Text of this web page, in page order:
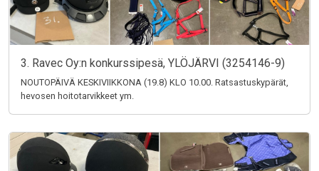
3. Ravec Oy:n konkurssipesä, YLÖJÄRVI (3254146-9)
NOUTOPÄIVÄ KESKIVIIKKONA (19.8) KLO 10.00. Ratsastuskypärät,
hevosen hoitotarvikkeet ym.